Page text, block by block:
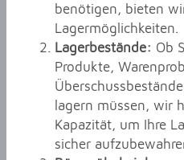
benötigen, bieten
Lagermöglichkeiten.
Lagerbestände: Ob
Produkte,
lagern müssen, wir
Kapazität, um Ihre
sicher